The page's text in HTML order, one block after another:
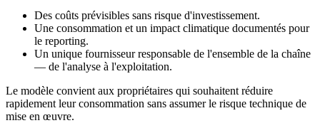
Des coûts prévisibles sans risque d'investissement.
Une consommation et un impact climatique documentés pour
le reporting.
Un unique fournisseur responsable de l'ensemble de la chaîne
— de l'analyse à l'exploitation.
Le modèle convient aux propriétaires qui souhaitent réduire
rapidement leur consommation sans assumer le risque technique de
mise en œuvre.